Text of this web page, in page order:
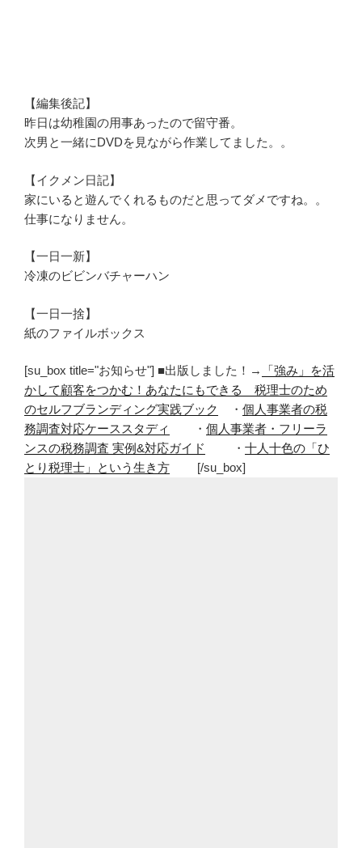
【編集後記】
昨日は幼稚園の用事あったので留守番。
次男と一緒にDVDを見ながら作業してました。。
【イクメン日記】
家にいると遊んでくれるものだと思ってダメですね。。
仕事になりません。
【一日一新】
冷凍のビビンバチャーハン
【一日一捨】
紙のファイルボックス
[su_box title="お知らせ"] ■出版しました！→
「強み」を活
かして顧客をつかむ！あなたにもできる 税理士のため
のセルフブランディング実践ブック
・ 個人事業者の税
務調査対応ケーススタディ
・ 個人事業者・フリーラ
ンスの税務調査 実例&対応ガイド
・ 十人十色の「ひ
とり税理士」という生き方 [/su_box]